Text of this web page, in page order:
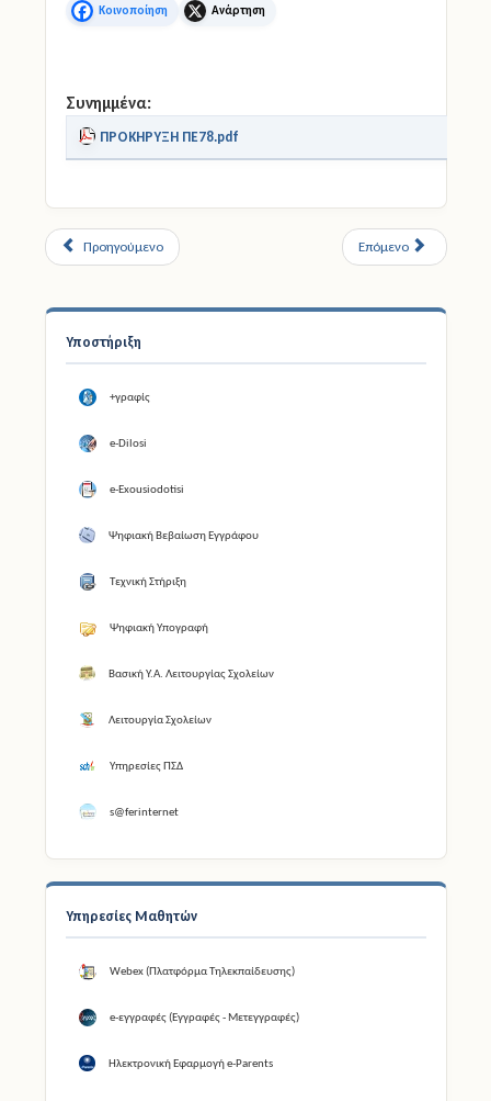
Υποστήριξη
+γραφίς
e-Dilosi
e-Exousiodotisi
Ψηφιακή Βεβαίωση Εγγράφου
Τεχνική Στήριξη
Ψηφιακή Υπογραφή
Βασική Υ.Α. Λειτουργίας Σχολείων
Λειτουργία Σχολείων
Υπηρεσίες ΠΣΔ
s@ferinternet
Υπηρεσίες Μαθητών
Webex (Πλατφόρμα Τηλεκπαίδευσης)
e-εγγραφές (Εγγραφές - Μετεγγραφές)
Ηλεκτρονική Εφαρμογή e-Parents
Facebook X
Συνημμένα:
ΠΡΟΚΗΡΥΞΗ ΠΕ78.pdf
Προηγούμενο Επόμενο